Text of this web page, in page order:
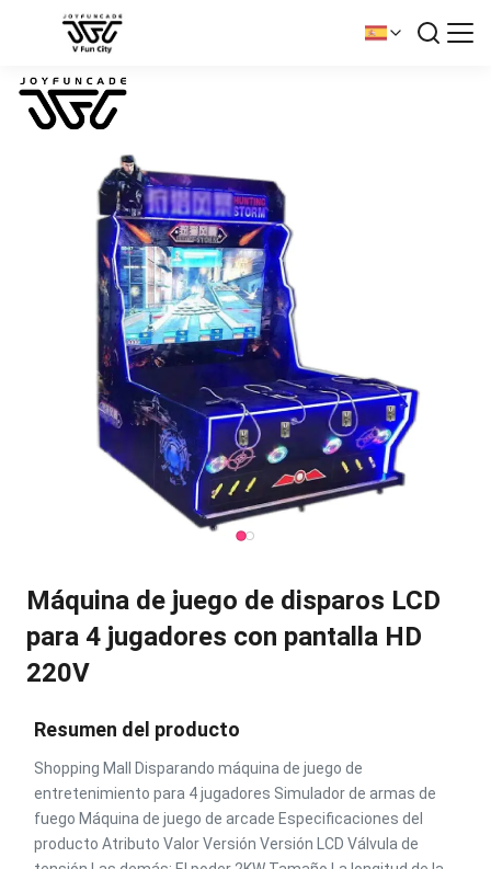
Máquina de juego de disparos LCD
para 4 jugadores con pantalla HD
220V
Resumen del producto
Shopping Mall Disparando máquina de juego de
entretenimiento para 4 jugadores Simulador de armas de
fuego Máquina de juego de arcade Especificaciones del
producto Atributo Valor Versión Versión LCD Válvula de